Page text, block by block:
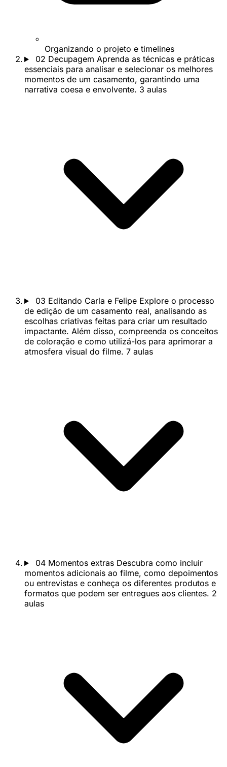
Organizando o projeto e timelines
02 Decupagem Aprenda as técnicas e práticas
essenciais para analisar e selecionar os melhores
momentos de um casamento, garantindo uma
narrativa coesa e envolvente. 3 aulas
03 Editando Carla e Felipe Explore o processo
de edição de um casamento real, analisando as
escolhas criativas feitas para criar um resultado
impactante. Além disso, compreenda os conceitos
de coloração e como utilizá-los para aprimorar a
atmosfera visual do filme. 7 aulas
04 Momentos extras Descubra como incluir
momentos adicionais ao filme, como depoimentos
ou entrevistas e conheça os diferentes produtos e
formatos que podem ser entregues aos clientes. 2
aulas